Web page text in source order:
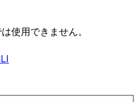
使用できません。